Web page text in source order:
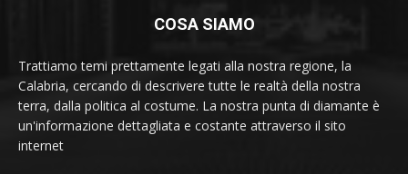
COSA SIAMO
Trattiamo temi prettamente legati alla nostra regione, la
Calabria, cercando di descrivere tutte le realtà della nostra
terra, dalla politica al costume. La nostra punta di diamante è
un'informazione dettagliata e costante attraverso il sito
internet